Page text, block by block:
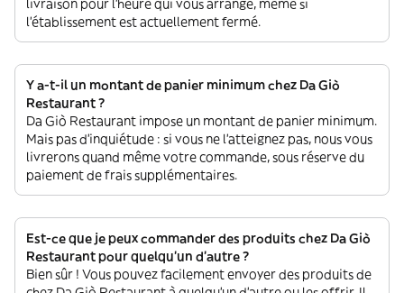
livraison pour l'heure qui vous arrange, même si
l'établissement est actuellement fermé.
Y a-t-il un montant de panier minimum chez Da Giò
Restaurant ?
Da Giò Restaurant impose un montant de panier minimum.
Mais pas d'inquiétude : si vous ne l'atteignez pas, nous vous
livrerons quand même votre commande, sous réserve du
paiement de frais supplémentaires.
Est-ce que je peux commander des produits chez Da Giò
Restaurant pour quelqu'un d'autre ?
Bien sûr ! Vous pouvez facilement envoyer des produits de